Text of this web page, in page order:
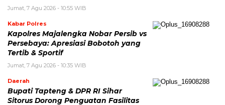
Jumat, 7 Agu 2026 - 10:55 WIB
Kabar Polres
Kapolres Majalengka Nobar Persib vs
Persebaya: Apresiasi Bobotoh yang
Tertib & Sportif
Jumat, 7 Agu 2026 - 10:35 WIB
Daerah
Bupati Tapteng & DPR RI Sihar
Sitorus Dorong Penguatan Fasilitas